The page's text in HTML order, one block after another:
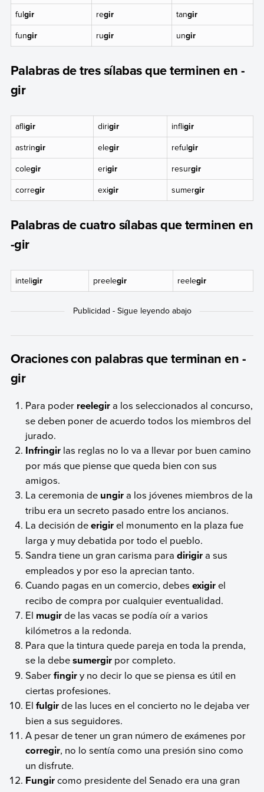
fulgir regir tangir
fungir rugir ungir
Palabras de tres sílabas que terminen en -
gir
afligir dirigir infligir
astringir elegir refulgir
colegir erigir resurgir
corregir exigir sumergir
Palabras de cuatro sílabas que terminen en
-gir
inteligir preelegir reelegir
Oraciones con palabras que terminan en -
gir
Para poder reelegira los seleccionados al concurso,
se deben poner de acuerdo todos los miembros del
jurado.
Infringir las reglas no lo va a llevar por buen camino
por más que piense que queda bien con sus
amigos.
La ceremonia de ungira los jóvenes miembros de la
tribu era un secreto pasado entre los ancianos.
La decisión deerigirel monumento en la plaza fue
larga y muy debatida por todo el pueblo.
Sandra tiene un gran carisma paradirigira sus
empleados y por eso la aprecian tanto.
Cuando pagas en un comercio, debesexigirel
recibo de compra por cualquier eventualidad.
El mugirde las vacas se podía oír a varios
kilómetros a la redonda.
Para que la tintura quede pareja en toda la prenda,
se la debesumergir por completo.
Saberfingiry no decir lo que se piensa es útil en
ciertas profesiones.
Elfulgirde las luces en el concierto no le dejaba ver
bien a sus seguidores.
A pesar de tener un gran número de exámenes por
corregir, no lo sentía como una presión sino como
un disfrute.
Fungircomo presidente del Senado era una gran